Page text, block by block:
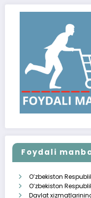
Foydali
O’zbekiston
O‘zbekiston
Davlat